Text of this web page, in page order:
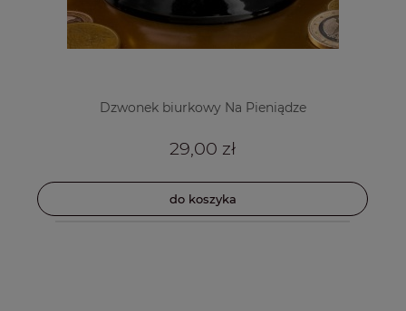
Dzwonek biurkowy Na Pieniądze
29,00 zł
do koszyka